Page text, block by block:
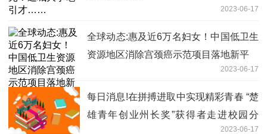
2023-06-17
全球动态:惠及近6万名妇女！中国低卫生
资源地区消除宫颈癌示范项目落地新平
2023-06-17
每日消息!在拼搏进取中实现精彩青春 “楚
雄青年创业州长奖”获得者走进校园分
2023-06-17